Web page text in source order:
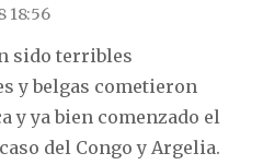
18:56
sido terribles
y belgas cometieron
y ya bien comenzado el
del Congo y Argelia.